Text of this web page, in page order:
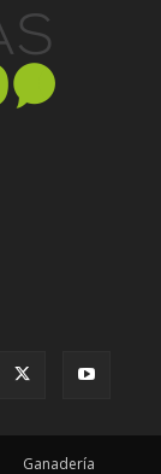
Ganadería